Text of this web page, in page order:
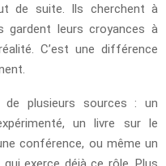
de suite. Ils cherchent à
gardent leurs croyances à
C’est une différence
de plusieurs sources : un
un livre sur le
conférence, ou même un